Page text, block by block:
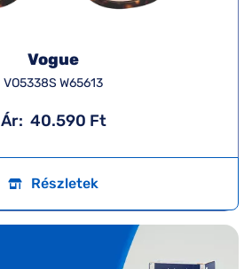
Vogue
VO5338S W65613
Ár: 40.590 Ft
Részletek